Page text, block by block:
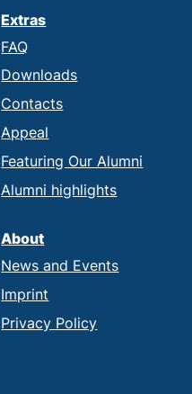
Extras
FAQ
Downloads
Contacts
Appeal
Featuring Our Alumni
Alumni highlights
About
News and Events
Imprint
Privacy Policy